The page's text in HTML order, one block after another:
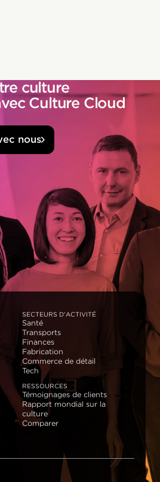
culture
Culture Cloud
nous
SECTEURS D'ACTIVITÉ
Santé
Transports
Finances
Fabrication
Commerce de détail
Tech
RESSOURCES
Témoignages de clients
Rapport mondial sur la
culture
Comparer